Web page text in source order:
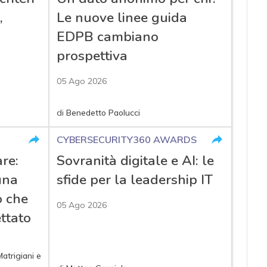
Le nuove linee guida
EDPB cambiano
prospettiva
05 Ago 2026
diBenedetto Paolucci
che
e
CYBERSECURITY360 AWARDS
Sovranità digitale e AI: le
sfide per la leadership IT
05 Ago 2026